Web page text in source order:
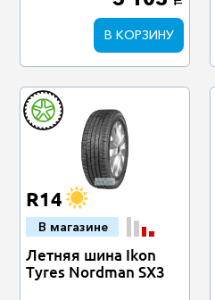
В КОРЗИНУ
R14
В магазине
Летняя шина Ikon
Tyres Nordman SX3